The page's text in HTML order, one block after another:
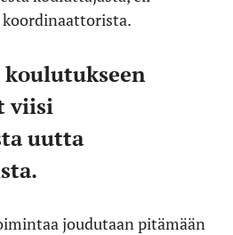
viisi
uutta
joudutaan pitämään